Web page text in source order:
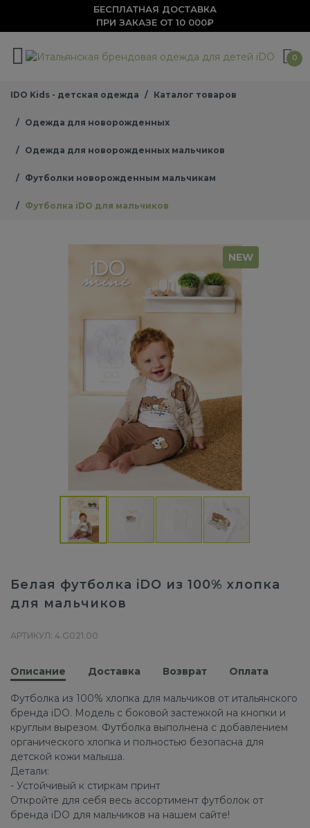
БЕСПЛАТНАЯ ДОСТАВКА
ПРИ ЗАКАЗЕ ОТ 10 000₽
0
IDO Kids - детская одежда Каталог товаров
Одежда для новорожденных
Одежда для новорожденных мальчиков
Футболки новорожденным мальчикам
Футболка iDO для мальчиков
NEW
Белая футболка iDO из 100% хлопка
для мальчиков
АРТИКУЛ: 4.G021.00
Описание Доставка Возврат Оплата
Футболка из 100% хлопка для мальчиков от итальянского
бренда iDO. Модель с боковой застежкой на кнопки и
круглым вырезом. Футболка выполнена с добавлением
органического хлопка и полностью безопасна для
детской кожи малыша.
Детали:
- Устойчивый к стиркам принт
Откройте для себя весь ассортимент футболок от
бренда iDO для мальчиков на нашем сайте!